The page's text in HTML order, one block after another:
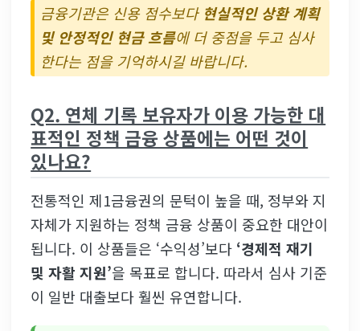
금융기관은 신용 점수보다 현실적인 상환 계획
및 안정적인 현금 흐름에 더 중점을 두고 심사
한다는 점을 기억하시길 바랍니다.
Q2. 연체 기록 보유자가 이용 가능한 대
표적인 정책 금융 상품에는 어떤 것이
있나요?
전통적인 제1금융권의 문턱이 높을 때, 정부와 지
자체가 지원하는 정책 금융 상품이 중요한 대안이
됩니다. 이 상품들은 ‘수익성’보다 ‘경제적 재기
및 자활 지원’을 목표로 합니다. 따라서 심사 기준
이 일반 대출보다 훨씬 유연합니다.